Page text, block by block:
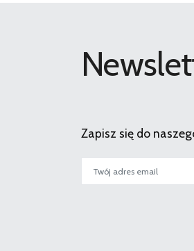
Zapisz się do